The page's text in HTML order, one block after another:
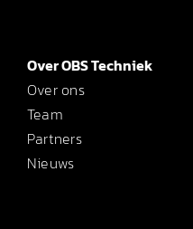
Over OBS Techniek
Over ons
Team
Partners
Nieuws